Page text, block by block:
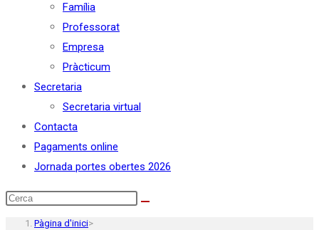
Família
Professorat
Empresa
Pràcticum
Secretaria
Secretaria virtual
Contacta
Pagaments online
Jornada portes obertes 2026
Pàgina d'inici>